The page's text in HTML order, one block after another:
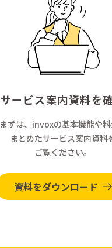
サービス案内資料を
まずは、invoxの基本機能や
まとめたサービス案内資料
ご覧ください。
資料をダウンロード